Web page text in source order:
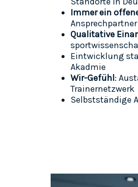
Immer ein
Ansprechpartner
Qualitative
Eintwicklung
Akadmie
Wir-Gefühl:
Trainernetzwerk
Selbstständige